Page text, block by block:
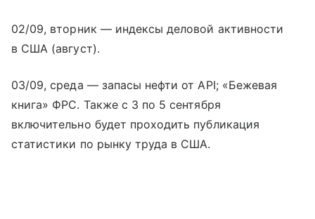
02/09, вторник — индексы деловой активности
в США (август).
03/09, среда — запасы нефти от API; «Бежевая
книга» ФРС. Также с 3 по 5 сентября
включительно будет проходить публикация
статистики по рынку труда в США.